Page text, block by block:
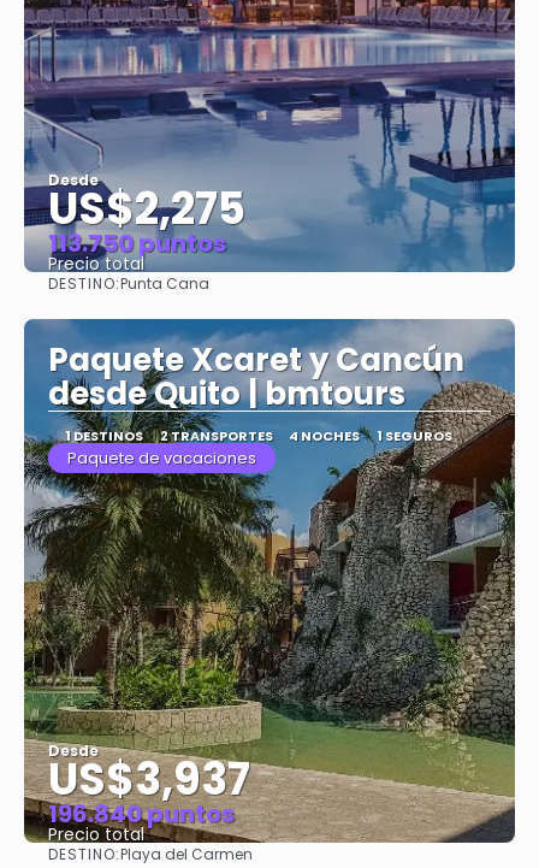
Desde
US$2,275
113.750 puntos
Precio total
DESTINO:Punta Cana
Paquete Xcaret y Cancún
desde Quito | bmtours
1 DESTINOS 2 TRANSPORTES 4 NOCHES 1 SEGUROS
Paquete de vacaciones
Desde
US$3,937
196.840 puntos
Precio total
DESTINO:Playa del Carmen